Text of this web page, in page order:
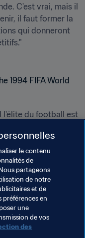
C'est vrai, mais il
il faut former la
qui donneront
l'élite du football est
disposer de
rendement.
primordiale. S'il
ce sera une
et les équipes
le contenu
de
partageons
de notre
et de
préférences en
une
de vos
des